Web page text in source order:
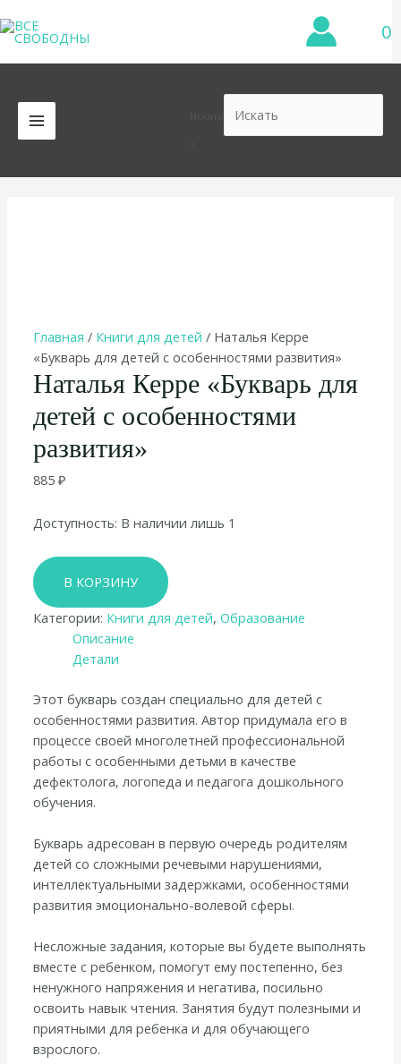
к
содержимому
0
MAIN
MENU
Главная / Книги для детей / Наталья Керре
«Букварь для детей с особенностями развития»
Наталья Керре «Букварь для
детей с особенностями
развития»
885₽
Доступность: В наличии лишь 1
Количество
товара
Наталья
Керре
«Букварь
с
особенностями
развития»
В КОРЗИНУ
Категории: Книги для детей,Образование
Описание
Детали
Этот букварь создан специально для детей с
особенностями развития. Автор придумала его в
процессе своей многолетней профессиональной
работы с особенными детьми в качестве
дефектолога, логопеда и педагога дошкольного
обучения.
Букварь адресован в первую очередь родителям
детей со сложными речевыми нарушениями,
интеллектуальными задержками, особенностями
развития эмоционально-волевой сферы.
Несложные задания, которые вы будете выполнять
вместе с ребенком, помогут ему постепенно, без
ненужного напряжения и негатива, посильно
освоить навык чтения. Занятия будут полезными и
приятными для ребенка и для обучающего
взрослого.